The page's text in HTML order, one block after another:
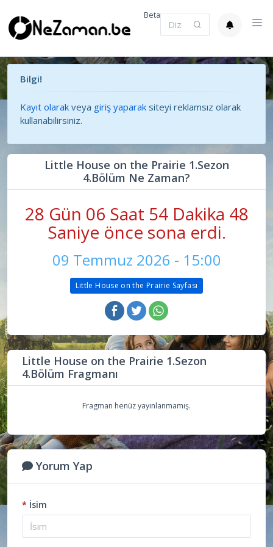
Beta
Bilgi!
Kayıt olarak veya giriş yaparak siteyi reklamsız olarak
kullanabilirsiniz.
Little House on the Prairie 1.Sezon
4.Bölüm Ne Zaman?
28 Gün 06 Saat 54 Dakika 48
Saniye önce sona erdi.
09 Temmuz 2026 - 15:00
Little House on the Prairie Sayfası
Little House on the Prairie 1.Sezon
4.Bölüm Fragmanı
Fragman henüz yayınlanmamış.
Yorum Yap
* İsim